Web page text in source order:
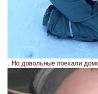
. Но довольные поехали